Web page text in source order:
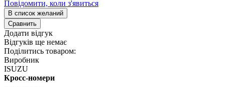
Повідомити, коли з'явиться
В список желаний
Сравнить
Додати відгук
Відгуків ще немає
Поділитись товаром:
Виробник
ISUZU
Кросс-номери